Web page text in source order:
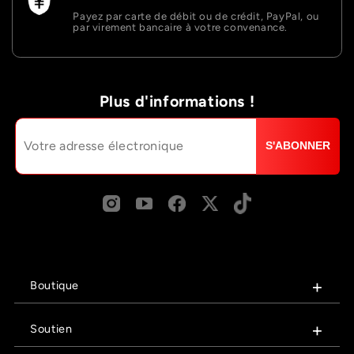
Payez par carte de débit ou de crédit, PayPal, ou
par virement bancaire à votre convenance.
Plus d'informations !
S'ABONNER
Boutique
Soutien